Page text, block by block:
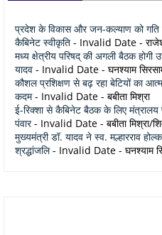
प्रदेश के विकास और जन-कल्याण को
कैबिनेट स्वीकृति - Invalid Date -
मध्य क्षेत्रीय परिषद् की अगली बैठक
यादव - Invalid Date - घनश्याम
कौशल प्रशिक्षण से बढ़ रहा बेटियों का
कदम- Invalid Date - बबीता मिश्रा
ई-रिक्शा से कैबिनेट बैठक के लिए मंत्रालय
पंवार- Invalid Date - बबीता मिश्रा/
मुख्यमंत्री डॉ. यादव ने स्व. मल्हारराव
श्रद्धांजलि- Invalid Date - घनश्याम